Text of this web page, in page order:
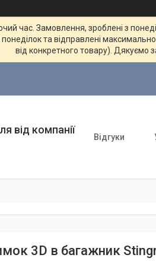
час. Замовлення, зроблені з
та відправлені
від конкретного товару). Дякуємо
від компанії
Відгуки
3D в багажник